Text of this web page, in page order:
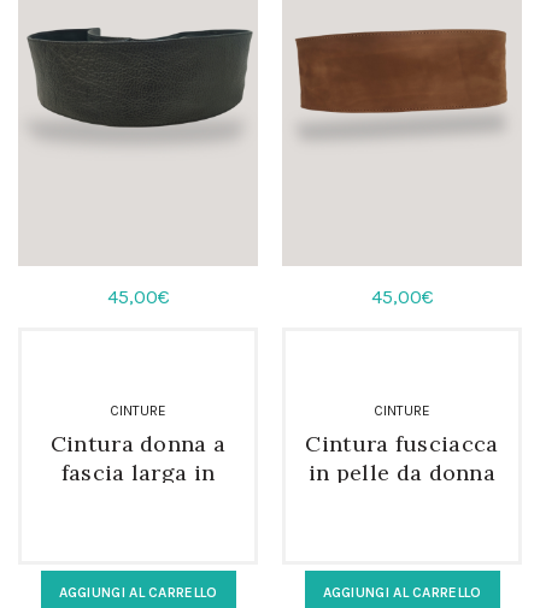
45,00€
CINTURE
Cintura donna a
fascia larga in
AGGIUNGI AL CARRELLO
45,00€
CINTURE
Cintura fusciacca
in pelle da donna
AGGIUNGI AL CARRELLO